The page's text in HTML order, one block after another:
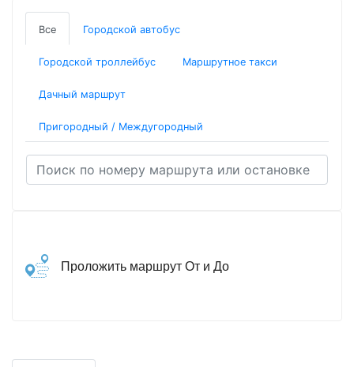
Все Городской автобус
Городской троллейбус Маршрутное такси
Дачный маршрут
Пригородный / Междугородный
Проложить маршрут От и До